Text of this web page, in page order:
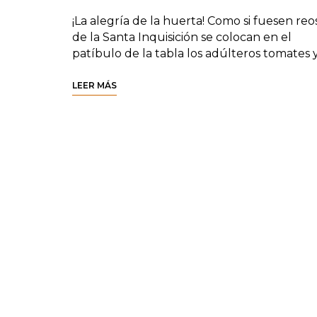
¡La alegría de la huerta! Como si fuesen
de la Santa Inquisición se colocan en el
patíbulo de la tabla los adúlteros tomates
LEER MÁS